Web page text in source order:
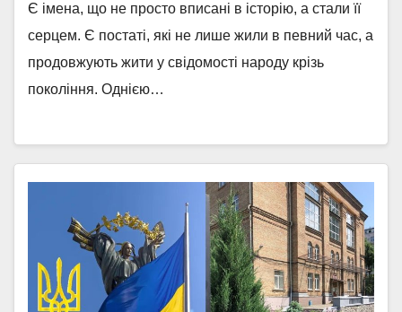
Є імена, що не просто вписані в історію, а стали її
серцем. Є постаті, які не лише жили в певний час, а
продовжують жити у свідомості народу крізь
покоління. Однією…